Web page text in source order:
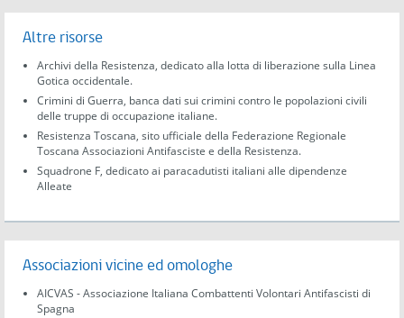
Altre risorse
Archivi della Resistenza, dedicato alla lotta di liberazione sulla Linea
Gotica occidentale.
Crimini di Guerra, banca dati sui crimini contro le popolazioni civili
delle truppe di occupazione italiane.
Resistenza Toscana, sito ufficiale della Federazione Regionale
Toscana Associazioni Antifasciste e della Resistenza.
Squadrone F, dedicato ai paracadutisti italiani alle dipendenze
Alleate
Associazioni vicine ed omologhe
AICVAS - Associazione Italiana Combattenti Volontari Antifascisti di
Spagna